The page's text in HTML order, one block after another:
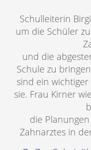
Schulleiterin
um die Schüler
und die
Schule zu
sind ein
sie. Frau Kirner
die
Zahnarztes in